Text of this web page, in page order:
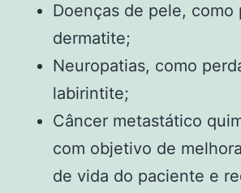
Doenças de pele, como
dermatite;
Neuropatias, como
labirintite;
Câncer metastático
com objetivo de
de vida do paciente e